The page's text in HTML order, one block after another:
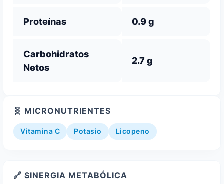
Proteínas 0.9 g
Carbohidratos
Netos
2.7 g
🧬 MICRONUTRIENTES
Vitamina C Potasio Licopeno
🔗 SINERGIA METABÓLICA